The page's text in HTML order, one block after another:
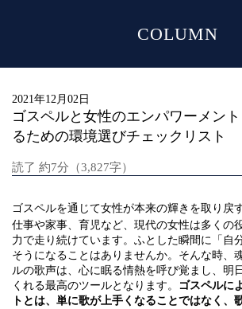
COLUMN
2021年12月02日
ゴスペルと女性のエンパワーメン
るための環境選びチェックリスト
読了 約7分（3,827字）
ゴスペルを通じて女性が本来の輝きを取り戻
仕事や家事、育児など、現代の女性は多くの
力で走り続けています。ふとした瞬間に「自
そうになることはありませんか。そんな時、
ルの歌声は、心に眠る情熱を呼び覚まし、明
くれる最高のツールとなります。 ゴスペルに
トとは、単に歌が上手くなることではなく、